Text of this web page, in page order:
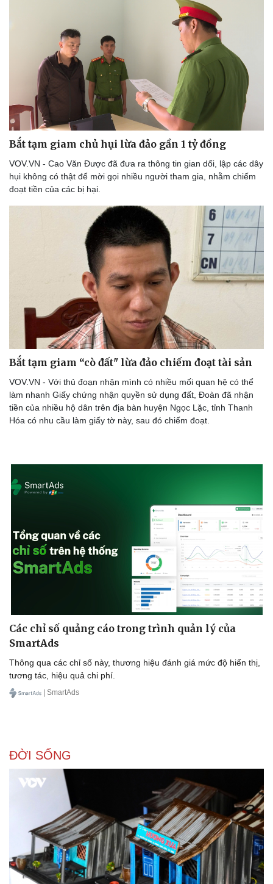
Doanh nghiệp
Thông tin doanh nghiệp
Doanh nghiệp 24h
Doanh nhân
Vì cộng đồng
Sành điệu
Tin Công nghệ
Trải nghiệm
Chuyển đổi số
Bắt tạm giam chủ hụi lừa đảo gần 1 tỷ đồng
VOV.VN - Cao Văn Được đã đưa ra thông tin gian dối, lập các dây
hụi không có thật để mời gọi nhiều người tham gia, nhằm chiếm
đoạt tiền của các bị hại.
Bắt tạm giam “cò đất" lừa đảo chiếm đoạt tài sản
VOV.VN - Với thủ đoạn nhận mình có nhiều mối quan hệ có thể
làm nhanh Giấy chứng nhận quyền sử dụng đất, Đoàn đã nhận
tiền của nhiều hộ dân trên địa bàn huyện Ngọc Lặc, tỉnh Thanh
Hóa có nhu cầu làm giấy tờ này, sau đó chiếm đoạt.
Các chỉ số quảng cáo trong trình quản lý của
SmartAds
Thông qua các chỉ số này, thương hiệu đánh giá mức độ hiển thị,
tương tác, hiệu quả chi phí.
| SmartAds
ĐỜI SỐNG